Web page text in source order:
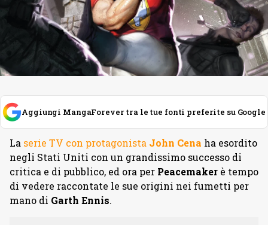
Aggiungi MangaForever tra le tue fonti preferite su Google
La serie TV con protagonista John Cena ha esordito
negli Stati Uniti con un grandissimo successo di
critica e di pubblico, ed ora per Peacemaker è tempo
di vedere raccontate le sue origini nei fumetti per
mano di Garth Ennis.